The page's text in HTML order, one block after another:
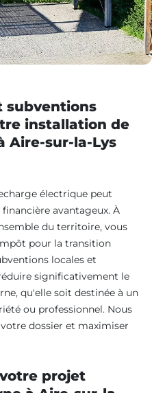
subventions
installation de
Aire-sur-la-Lys
électrique peut
avantageux. À
du territoire, vous
pour la transition
locales et
significativement le
qu'elle soit destinée à un
ou professionnel. Nous
dossier et maximiser
projet